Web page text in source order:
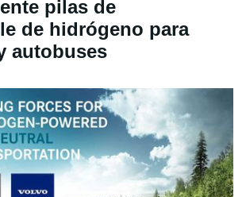
pilas de
de hidrógeno para
autobuses